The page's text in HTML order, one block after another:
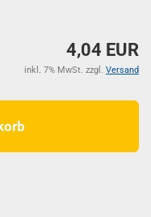
4,04 EUR
inkl. 7% MwSt. zzgl. Versand